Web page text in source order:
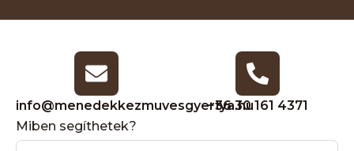
Miben segíthetek?
info@menedekkezmuvesgyertya.hu+36 30 161 4371